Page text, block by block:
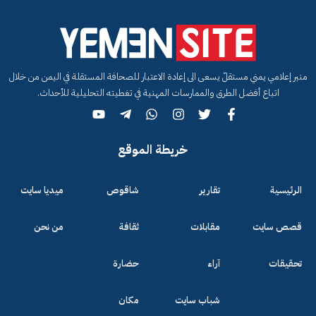
منبر إعلامي يمني مستقلّ يسعى الى إعادة الاعتبار للصحافة المستقلة في اليمن من خلال
اتباع أفضل الطرق والممارسات المهنية في تغطيته التحليلية للأحداث.
خريطة الموقع
الرئيسية
قصص سايت
تحقيقات
تقارير
مقابلات
آراء
شباب سايت
شاقوص
ثقافة
حضارة
مكان
ميديا سايت
من نحن